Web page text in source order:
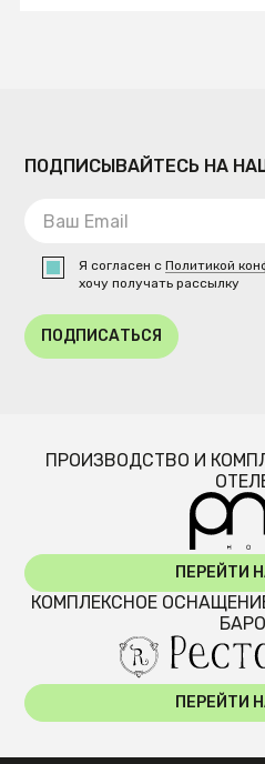
ПОДПИСЫВАЙТЕСЬ НА
Я согласен сПолитикой
хочу получать рассылку
ПОДПИСАТЬСЯ
ПРОИЗВОДСТВО И
ПЕРЕЙТИ
КОМПЛЕКСНОЕ
ПЕРЕЙТИ